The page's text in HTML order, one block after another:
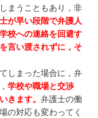
まうこともあり，非
が早い段階で弁護人
校への連絡を回避す
言い渡されずに，そ
しまった場合に，弁
学校や職場と交渉
きます。 弁護士の働
の対応も変わってく